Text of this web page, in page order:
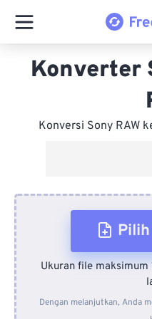
Konverter
Konversi Sony RAW
Dari
Ukuran file maksimum
Dengan melanjutkan, Anda